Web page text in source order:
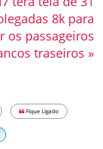
8k para
os passageiros
traseiros »
Fique Ligado